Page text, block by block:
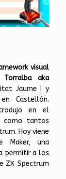
visual
aka
Jaume I y
Castellón.
en el
como tantos
Hoy viene
Maker, una
permitir a los
ZX Spectrum